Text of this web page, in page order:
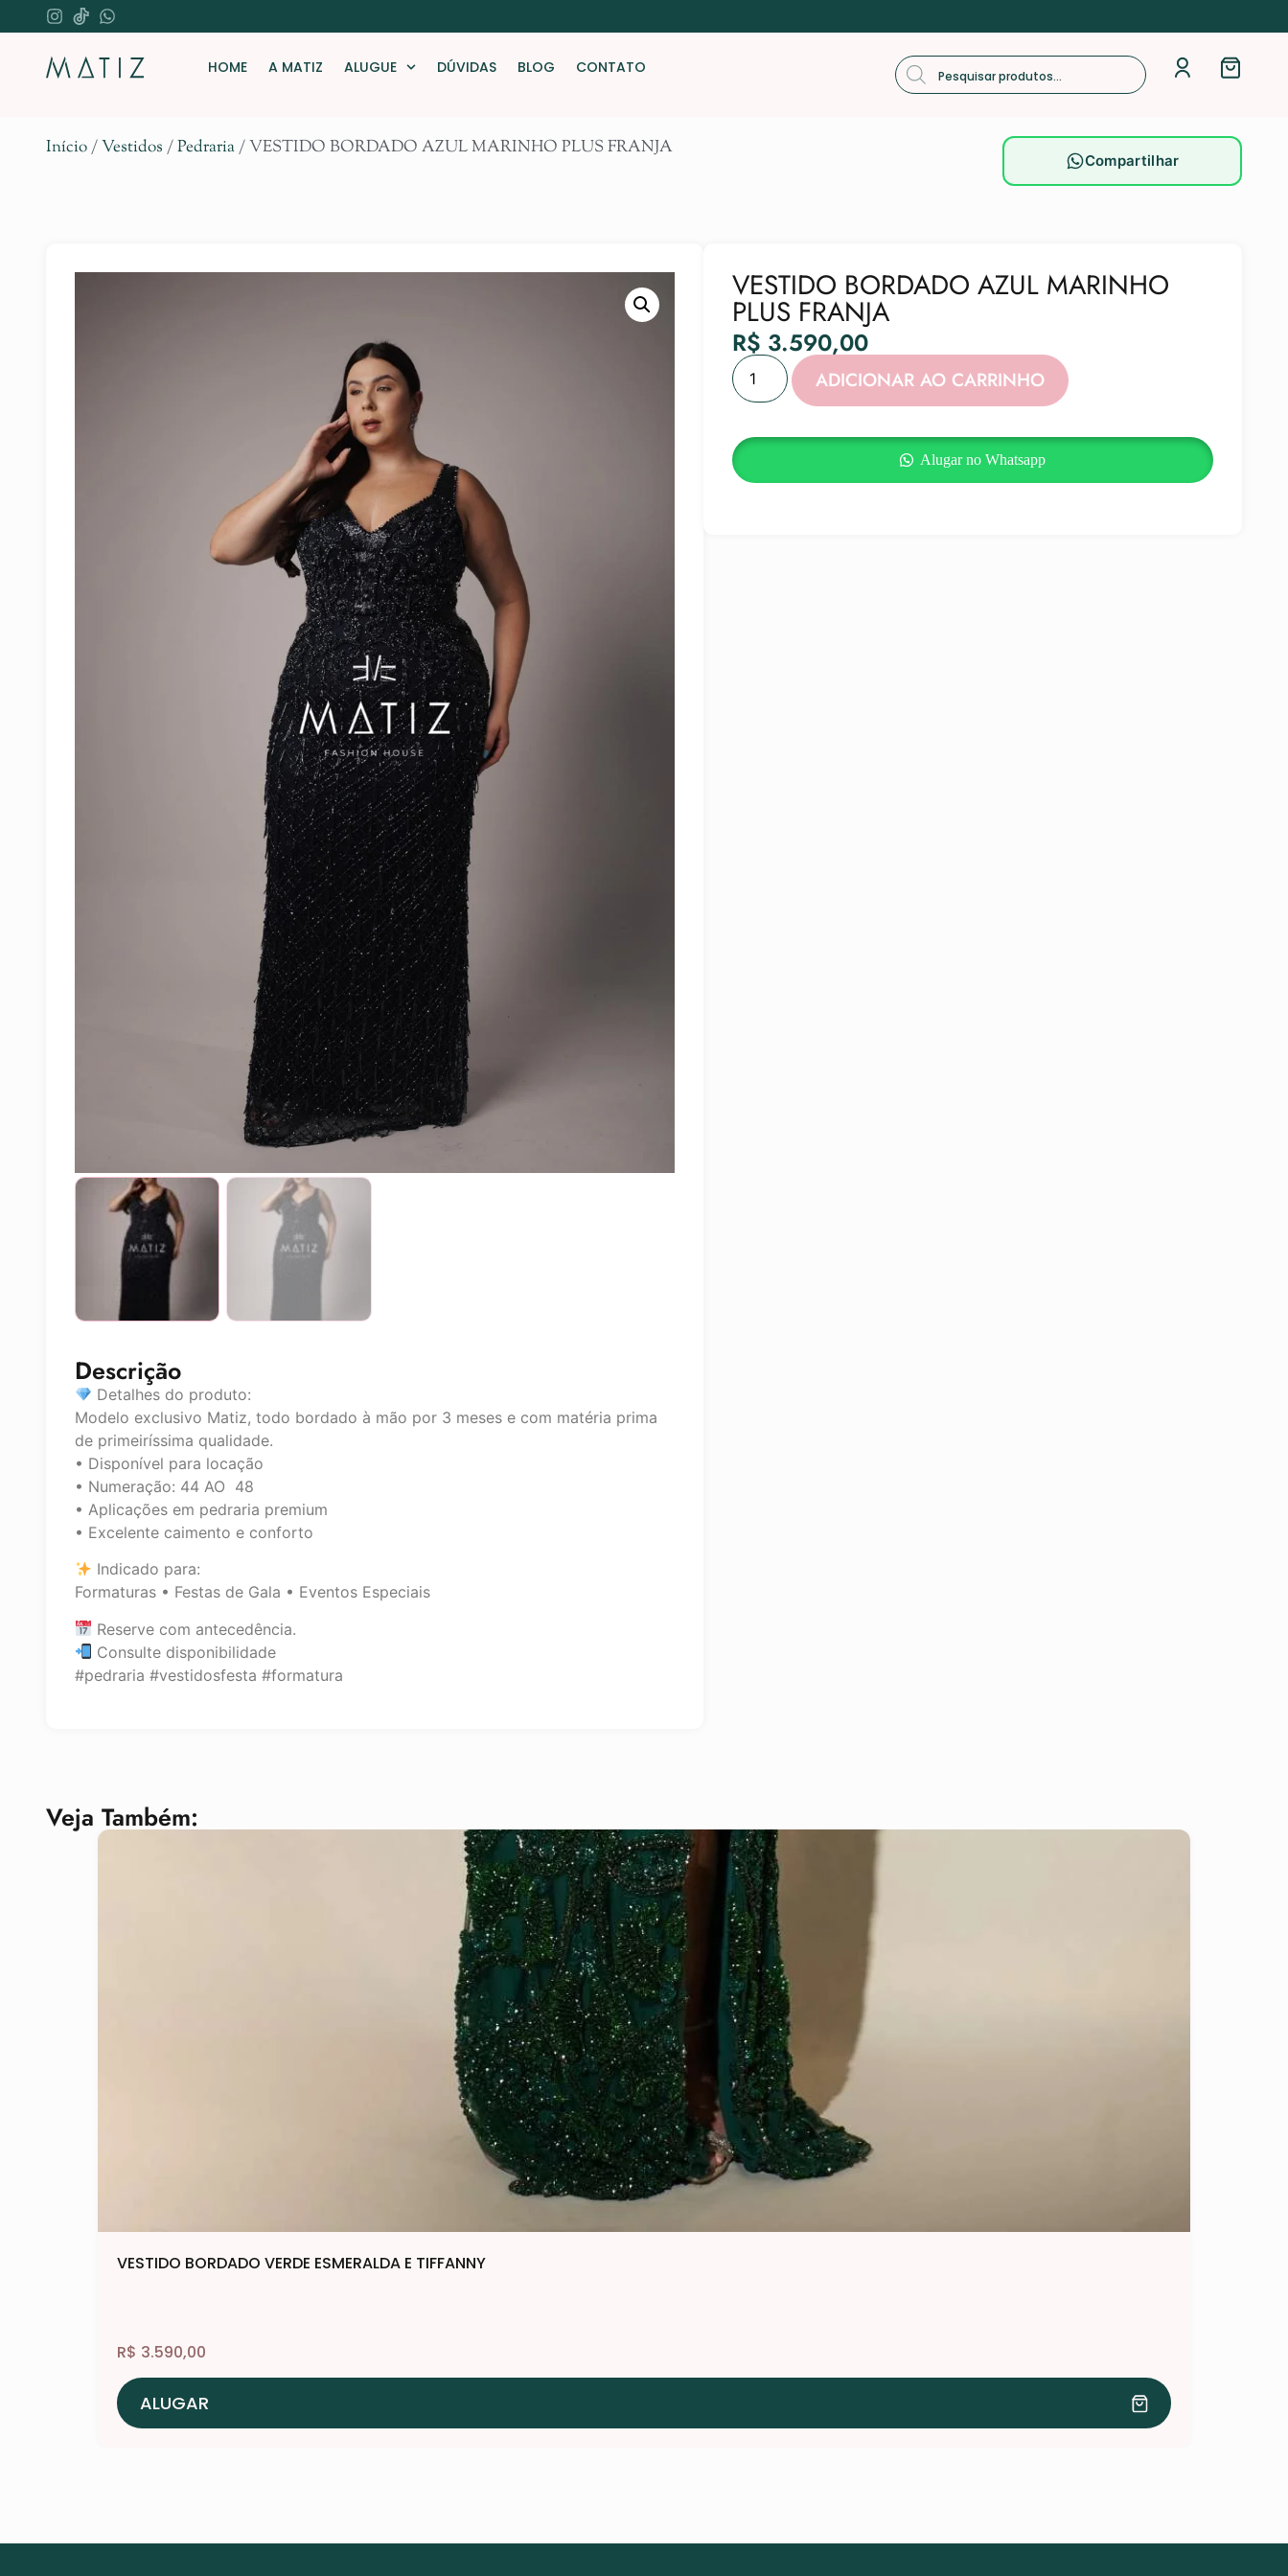
HOME A MATIZ ALUGUE DÚVIDAS BLOG CONTATO
Início/Vestidos /Pedraria/ VESTIDO BORDADO AZUL MARINHO PLUS FRANJA
Compartilhar
Descrição
Detalhes do produto:
Modelo exclusivo Matiz, todo bordado à mão por 3 meses e com matéria prima
de primeiríssima qualidade.
• Disponível para locação
• Numeração: 44 AO 48
• Aplicações em pedraria premium
• Excelente caimento e conforto
Indicado para:
Formaturas • Festas de Gala • Eventos Especiais
Reserve com antecedência.
Consulte disponibilidade
#pedraria #vestidosfesta #formatura
VESTIDO BORDADO AZUL MARINHO
PLUS FRANJA
R$ 3.590,00
ADICIONAR AO CARRINHO
Alugar no Whatsapp
Veja Também:
VESTIDO BORDADO VERDE ESMERALDA E TIFFANNY
R$ 3.590,00
ALUGAR